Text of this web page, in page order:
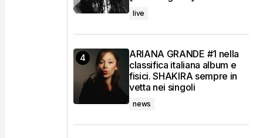
live
ARIANA GRANDE #1 nella
classifica italiana album e
fisici. SHAKIRA sempre in
vetta nei singoli
news